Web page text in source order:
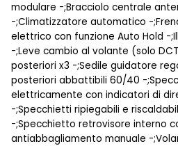
modulare -;Bracciolo centrale
-;Climatizzatore automatico -
elettrico con funzione Auto Hold -
-;Leve cambio al volante (solo
posteriori x3 -;Sedile guidatore
posteriori abbattibili 60/40 -
elettricamente con indicatori di
-;Specchietti ripiegabili e
-;Specchietto retrovisore interno
antiabbagliamento manuale -